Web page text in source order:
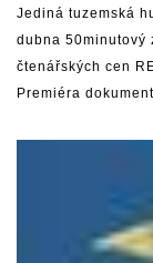
Jediná tuzemská
dubna 50minutový
čtenářských cen
Premiéra